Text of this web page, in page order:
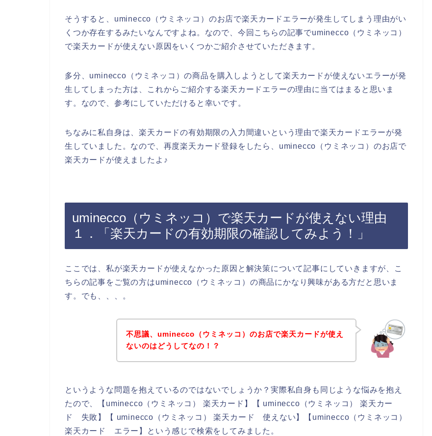
そうすると、uminecco（ウミネッコ）のお店で楽天カードエラーが発生してしまう理由がい
くつか存在するみたいなんですよね。なので、今回こちらの記事でuminecco（ウミネッコ）
で楽天カードが使えない原因をいくつかご紹介させていただきます。
多分、uminecco（ウミネッコ）の商品を購入しようとして楽天カードが使えないエラーが発
生してしまった方は、これからご紹介する楽天カードエラーの理由に当てはまると思いま
す。なので、参考にしていただけると幸いです。
ちなみに私自身は、楽天カードの有効期限の入力間違いという理由で楽天カードエラーが発
生していました。なので、再度楽天カード登録をしたら、uminecco（ウミネッコ）のお店で
楽天カードが使えましたよ♪
uminecco（ウミネッコ）で楽天カードが使えない理由
１．「楽天カードの有効期限の確認してみよう！」
ここでは、私が楽天カードが使えなかった原因と解決策について記事にしていきますが、こ
ちらの記事をご覧の方はuminecco（ウミネッコ）の商品にかなり興味がある方だと思いま
す。でも、、、。
不思議、uminecco（ウミネッコ）のお店で楽天カードが使え
ないのはどうしてなの！？
というような問題を抱えているのではないでしょうか？実際私自身も同じような悩みを抱え
たので、【uminecco（ウミネッコ） 楽天カード】【 uminecco（ウミネッコ） 楽天カー
ド 失敗】【 uminecco（ウミネッコ） 楽天カード 使えない】【uminecco（ウミネッコ）
楽天カード エラー】という感じで検索をしてみました。